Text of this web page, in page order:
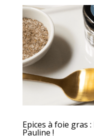
Epices à foie gras
Pauline !